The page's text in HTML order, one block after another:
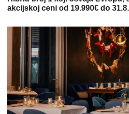
akcijskoj ceni od 19.990€ do 31.8.